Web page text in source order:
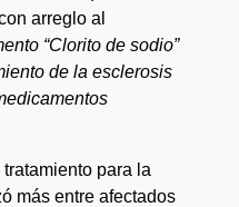
arreglo al
“Clorito de sodio”
de la esclerosis
para la
más entre afectados